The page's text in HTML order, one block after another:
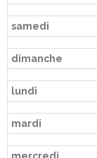
samedi
dimanche
lundi
mardi